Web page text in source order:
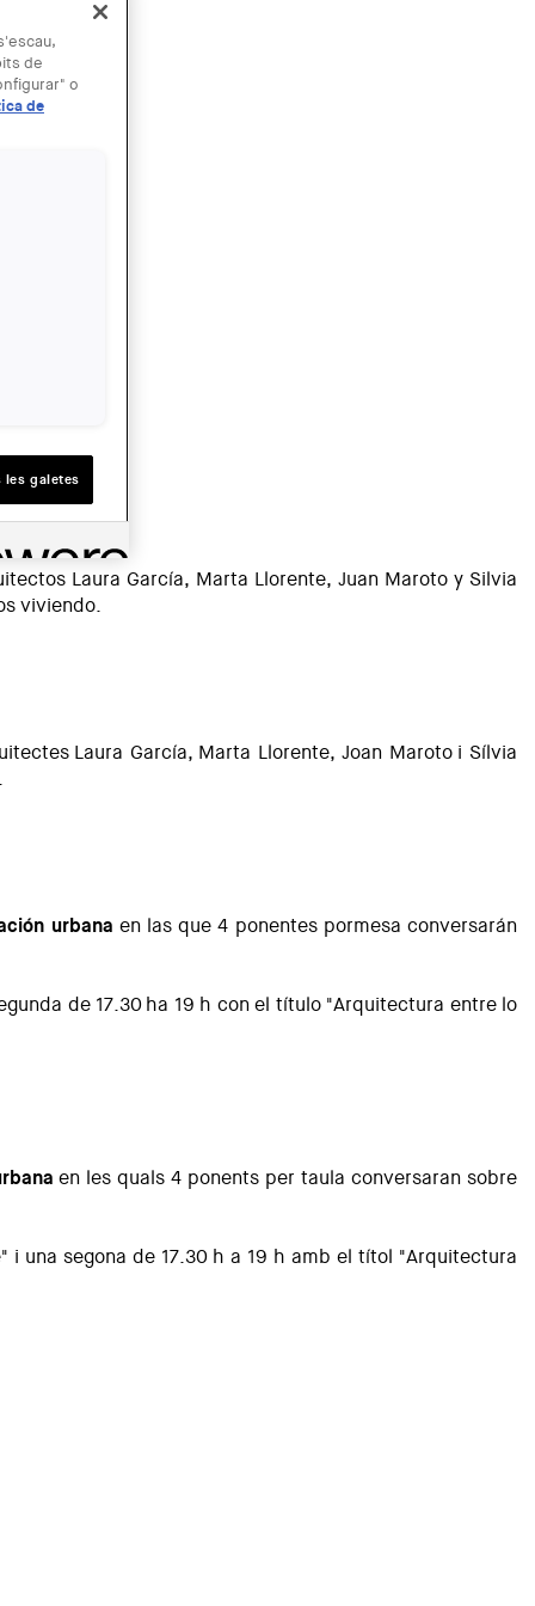
Laura García, Marta Llorente, Juan Maroto y Silvia
viviendo.
Laura García, Marta Llorente, Joan Maroto i Sílvia
urbana en las que 4 ponentes pormesa conversarán
de 17.30 ha 19 h con el título "Arquitectura entre lo
en les quals 4 ponents per taula conversaran sobre
una segona de 17.30 h a 19 h amb el títol "Arquitectura
de
o
de
les galetes